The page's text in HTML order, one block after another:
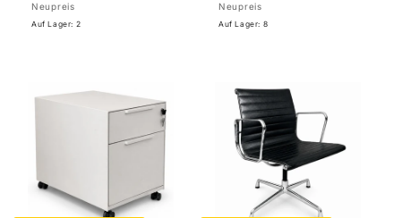
Neupreis
Auf Lager: 2
Neupreis
Auf Lager: 8